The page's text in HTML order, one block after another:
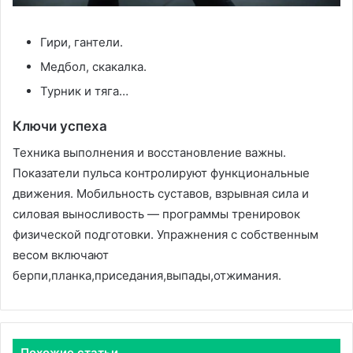
Гири, гантели.
Медбол, скакалка.
Турник и тяга…
Ключи успеха
Техника выполнения и восстановление важны.
Показатели пульса контролируют функциональные
движения. Мобильность суставов, взрывная сила и
силовая выносливость — программы тренировок
физической подготовки. Упражнения с собственным
весом включают
берпи,планка,приседания,выпады,отжимания.